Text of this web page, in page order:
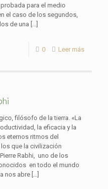
para el medio
el caso de los segundos,
de una […]
0 Leer más
filósofo de la tierra. «La
la eficacia y la
eternos ritmos del
que la civilización
Rabhi, uno de los
en todo el mundo
nos abre […]